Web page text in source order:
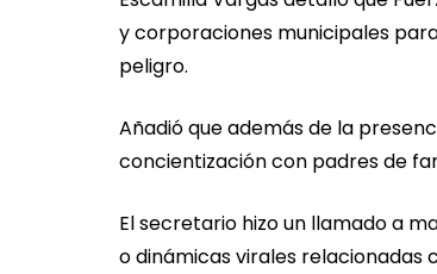
y corporaciones municipales
peligro.
Añadió que además de la
concientización con padres de
El secretario hizo un llamado a
o dinámicas virales relacionadas